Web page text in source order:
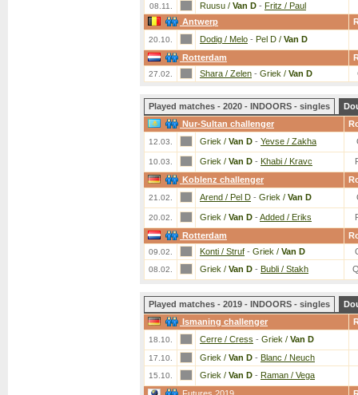
08.11. Ruusu / Van D - Fritz / Paul
Antwerp
20.10. Dodig / Melo - Pel D / Van D
Rotterdam
27.02. Shara / Zelen - Griek / Van D
Played matches - 2020 - INDOORS - singles
Nur-Sultan challenger
12.03. Griek / Van D - Yevse / Zakha
10.03. Griek / Van D - Khabi / Kravc
Koblenz challenger
21.02. Arend / Pel D - Griek / Van D
20.02. Griek / Van D - Added / Eriks
Rotterdam
09.02. Konti / Struf - Griek / Van D
08.02. Griek / Van D - Bubli / Stakh
Played matches - 2019 - INDOORS - singles
Ismaning challenger
18.10. Cerre / Cress - Griek / Van D
17.10. Griek / Van D - Blanc / Neuch
15.10. Griek / Van D - Raman / Vega